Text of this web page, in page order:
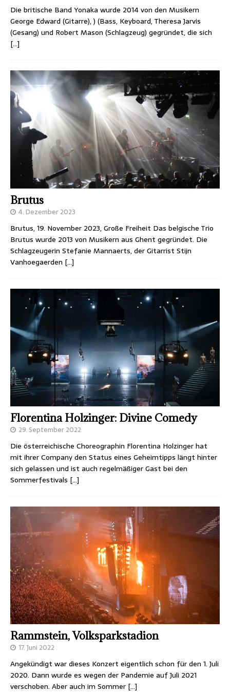
Die britische Band Yonaka wurde 2014 von den Musikern
George Edward (Gitarre), ) (Bass, Keyboard, Theresa Jarvis
(Gesang) und Robert Mason (Schlagzeug) gegründet, die sich
[…]
Brutus
4. Dezember 2023
Brutus, 19. November 2023, Große Freiheit Das belgische Trio
Brutus wurde 2013 von Musikern aus Ghent gegründet. Die
Schlagzeugerin Stefanie Mannaerts, der Gitarrist Stijn
Vanhoegaerden […]
Florentina Holzinger: Divine Comedy
29. September 2022
Die österreichische Choreographin Florentina Holzinger hat
mit ihrer Company den Status eines Geheimtipps längt hinter
sich gelassen und ist auch regelmäßiger Gast bei den
Sommerfestivals […]
Rammstein, Volksparkstadion
17. Juni 2022
Angekündigt war dieses Konzert eigentlich schon für den 1. Juli
2020. Dann wurde es wegen der Pandemie auf Juli 2021
verschoben. Aber auch im Sommer […]